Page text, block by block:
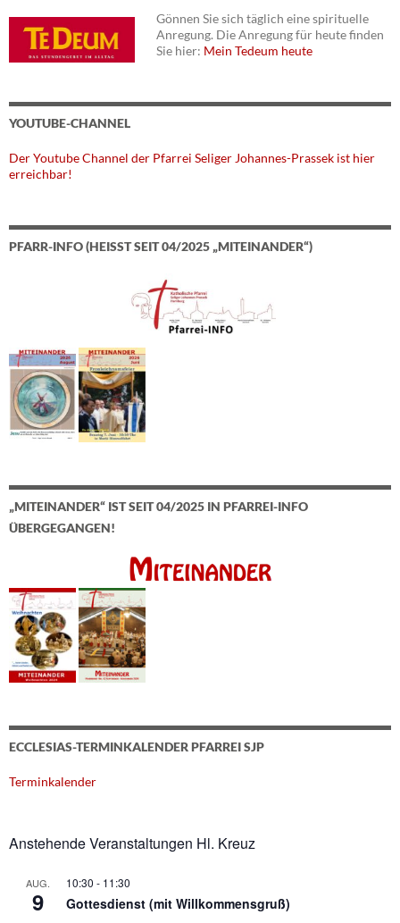
Gönnen Sie sich täglich eine spirituelle
Anregung. Die Anregung für heute finden
Sie hier: Mein Tedeum heute
YOUTUBE-CHANNEL
Der Youtube Channel der Pfarrei Seliger Johannes-Prassek ist hier
erreichbar!
PFARR-INFO (HEISST SEIT 04/2025 „MITEINANDER“)
„MITEINANDER“ IST SEIT 04/2025 IN PFARREI-INFO
ÜBERGEGANGEN!
ECCLESIAS-TERMINKALENDER PFARREI SJP
Terminkalender
Anstehende Veranstaltungen Hl. Kreuz
AUG.
9
10:30 - 11:30
Gottesdienst (mit Willkommensgruß)